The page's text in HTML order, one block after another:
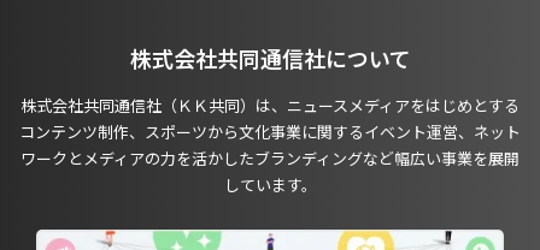
株式会社共同通信社について
株式会社共同通信社（ＫＫ共同）は、ニュースメディアをはじめとする
コンテンツ制作、スポーツから文化事業に関するイベント運営、ネット
ワークとメディアの力を活かしたブランディングなど幅広い事業を展開
しています。